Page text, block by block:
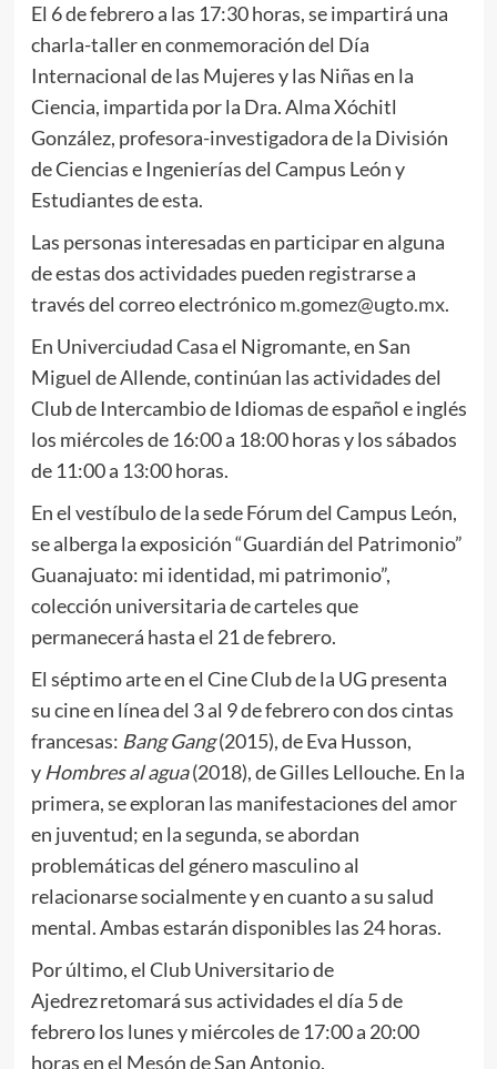
El 6 de febrero a las 17:30 horas, se impartirá una
charla-taller en conmemoración del Día
Internacional de las Mujeres y las Niñas en la
Ciencia, impartida por la Dra. Alma Xóchitl
González, profesora-investigadora de la División
de Ciencias e Ingenierías del Campus León y
Estudiantes de esta.
Las personas interesadas en participar en alguna
de estas dos actividades pueden registrarse a
través del correo electrónicom.gomez@ugto.mx.
En Univerciudad Casa el Nigromante, en San
Miguel de Allende, continúan las actividades del
Club de Intercambio de Idiomas de español e inglés
los miércoles de 16:00 a 18:00 horas y los sábados
de 11:00 a 13:00 horas.
En el vestíbulo de la sede Fórum del Campus León,
se alberga la exposición “Guardián del Patrimonio”
Guanajuato: mi identidad, mi patrimonio”,
colección universitaria de carteles que
permanecerá hasta el 21 de febrero.
El séptimo arte en el Cine Club de la UG presenta
su cine en línea del 3 al 9 de febrero con dos cintas
francesas: Bang Gang(2015), de Eva Husson,
y Hombres al agua(2018), de Gilles Lellouche. En la
primera, se exploran las manifestaciones del amor
en juventud; en la segunda, se abordan
problemáticas del género masculino al
relacionarse socialmente y en cuanto a su salud
mental. Ambas estarán disponibles las 24 horas.
Por último, el Club Universitario de
Ajedrez retomará sus actividades el día 5 de
febrero los lunes y miércoles de 17:00 a 20:00
horas en el Mesón de San Antonio.